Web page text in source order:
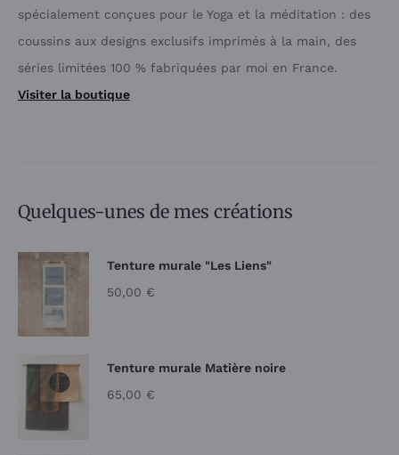
spécialement conçues pour le Yoga et la méditation : des
coussins aux designs exclusifs imprimés à la main, des
séries limitées 100 % fabriquées par moi en France.
Visiter la boutique
Quelques-unes de mes créations
Tenture murale "Les Liens"
50,00 €
Tenture murale Matière noire
65,00 €